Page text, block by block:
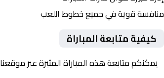
منافسة قوية في جميع خطوط اللعب
كيفية متابعة المباراة
يمكنكم متابعة هذه المباراة المثيرة عبر موقعنا